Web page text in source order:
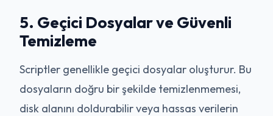
5. Geçici Dosyalar ve Güvenli
Temizleme
Scriptler genellikle geçici dosyalar oluşturur. Bu
dosyaların doğru bir şekilde temizlenmemesi,
disk alanını doldurabilir veya hassas verilerin